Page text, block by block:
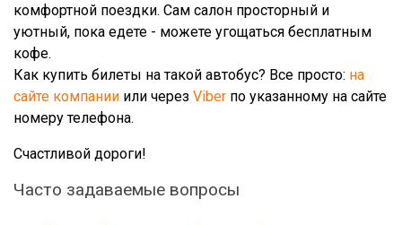
комфортной поездки. Сам салон просторный и
уютный, пока едете - можете угощаться бесплатным
кофе.
Как купить билеты на такой автобус? Все просто: на
сайте компании или через Viber по указанному на сайте
номеру телефона.
Счастливой дороги!
Часто задаваемые вопросы